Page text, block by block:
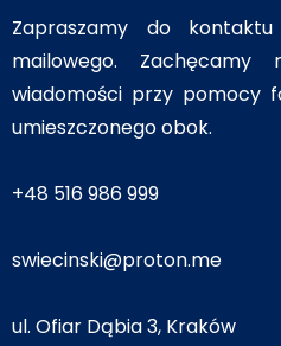
Zapraszamy do
mailowego. Zachęcamy
wiadomości przy pomocy
umieszczonego obok.
+48 516 986 999
swiecinski@proton.me
ul. Ofiar Dąbia 3, Kraków